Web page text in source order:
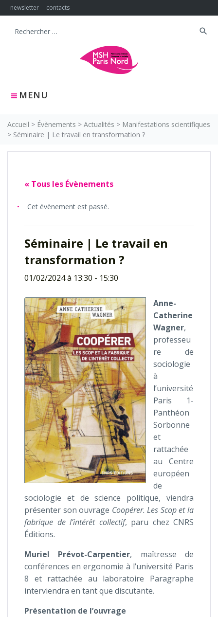
Skip
to
newsletter contacts
MENU
Search
search
Accueil > Évènements > Actualités > Manifestations scientifiques
> Séminaire | Le travail en transformation ?
« Tous les Évènements
Cet évènement est passé.
Séminaire | Le travail en
transformation ?
01/02/2024 à 13:30 - 15:30
Anne-
Catherine
Wagner,
professeu
re de
sociologie
à
l’université
Paris 1-
Panthéon
Sorbonne
et
rattachée
au Centre
européen
de
sociologie et de science politique, viendra
présenter son ouvrage Coopérer. Les Scop et la
fabrique de l’intérêt collectif, paru chez CNRS
Éditions.
Muriel Prévot-Carpentier, maîtresse de
conférences en ergonomie à l’université Paris
8 et rattachée au laboratoire Paragraphe
interviendra en tant que discutante.
Présentation de l’ouvrage